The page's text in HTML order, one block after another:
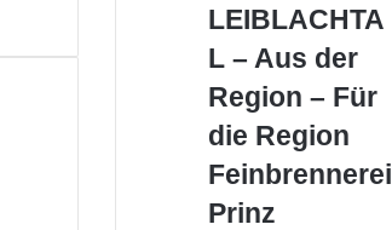
Aus
Region
–
Für
die
Region
LEIBLACHTA
L – Aus der
Region – Für
die Region
Feinbrennerei
Feinbrennerei
Prinz